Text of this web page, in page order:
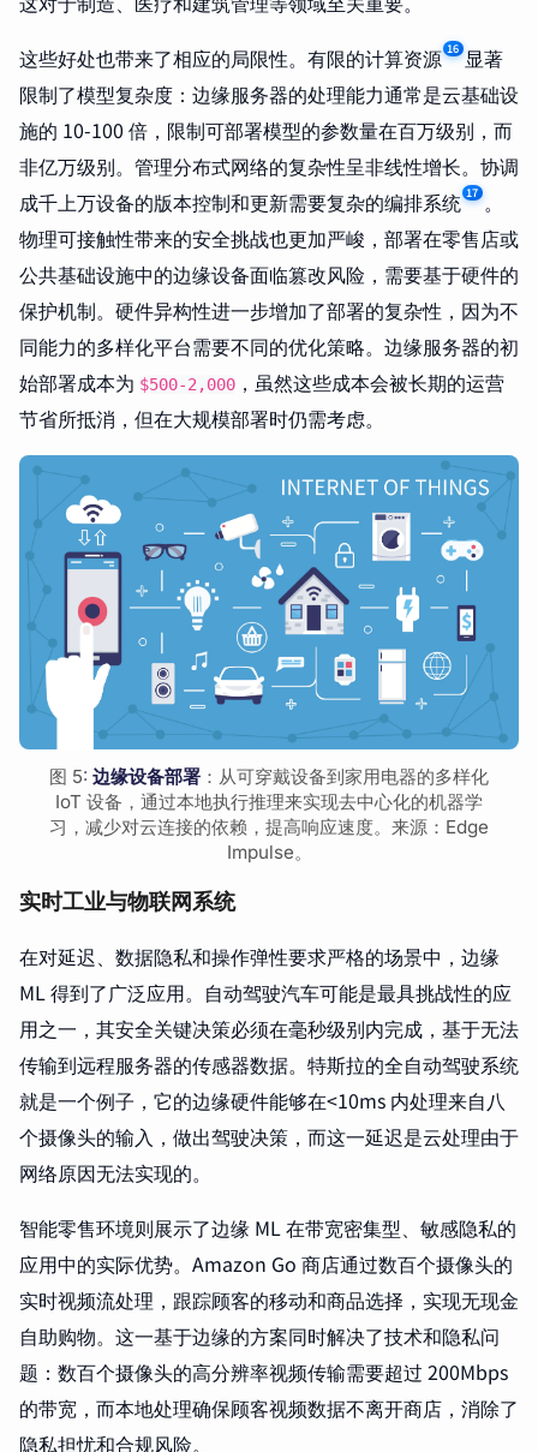
这些好处也带来了相应的局限性。有限的计算资源 16 显著
限制了模型复杂度：边缘服务器的处理能力通常是云基础设
施的 10-100 倍，限制可部署模型的参数量在百万级别，而
非亿万级别。管理分布式网络的复杂性呈非线性增长。协调
成千上万设备的版本控制和更新需要复杂的编排系统 17 。
物理可接触性带来的安全挑战也更加严峻，部署在零售店或
公共基础设施中的边缘设备面临篡改风险，需要基于硬件的
保护机制。硬件异构性进一步增加了部署的复杂性，因为不
同能力的多样化平台需要不同的优化策略。边缘服务器的初
始部署成本为 $500-2,000 ，虽然这些成本会被长期的运营
节省所抵消，但在大规模部署时仍需考虑。
图 5: 边缘设备部署 ：从可穿戴设备到家用电器的多样化
IoT 设备，通过本地执行推理来实现去中心化的机器学
习，减少对云连接的依赖，提高响应速度。来源：Edge
Impulse。
实时工业与物联网系统
在对延迟、数据隐私和操作弹性要求严格的场景中，边缘
ML 得到了广泛应用。自动驾驶汽车可能是最具挑战性的应
用之一，其安全关键决策必须在毫秒级别内完成，基于无法
传输到远程服务器的传感器数据。特斯拉的全自动驾驶系统
就是一个例子，它的边缘硬件能够在<10ms 内处理来自八
个摄像头的输入，做出驾驶决策，而这一延迟是云处理由于
网络原因无法实现的。
智能零售环境则展示了边缘 ML 在带宽密集型、敏感隐私的
应用中的实际优势。Amazon Go 商店通过数百个摄像头的
实时视频流处理，跟踪顾客的移动和商品选择，实现无现金
自助购物。这一基于边缘的方案同时解决了技术和隐私问
题：数百个摄像头的高分辨率视频传输需要超过 200Mbps
的带宽，而本地处理确保顾客视频数据不离开商店，消除了
隐私担忧和合规风险。